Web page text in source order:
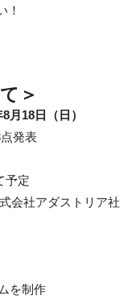
！
＞
月18日（日）
発表
予定
会社アダストリア社
を制作